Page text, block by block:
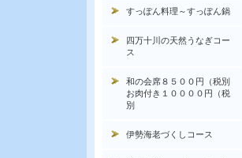
すっぽん料理～すっぽん鍋
四万十川の天然うなぎコー
ス
和の会席８５００円（税別
お肉付き１００００円（税
別
伊勢海老づくしコース